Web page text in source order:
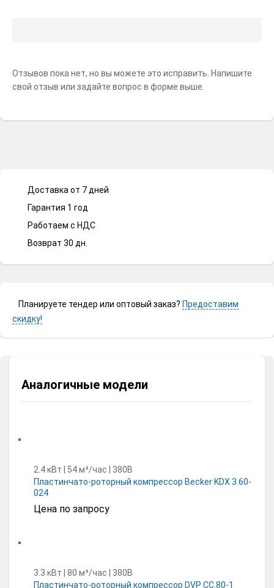
Отзывов пока нет, но вы можете это исправить. Напишите
свой отзыв или задайте вопрос в форме выше.
Доставка от 7 дней
Гарантия 1 год
Работаем с НДС
Возврат 30 дн.
Планируете тендер или оптовый заказ? Предоставим
скидку!
Аналогичные модели
2.4 кВт | 54 м³/час | 380В
Пластинчато-роторный компрессор Becker KDX 3.60-
024
Цена по запросу
3.3 кВт | 80 м³/час | 380В
Пластинчато-роторный компрессор DVP CC.80-1